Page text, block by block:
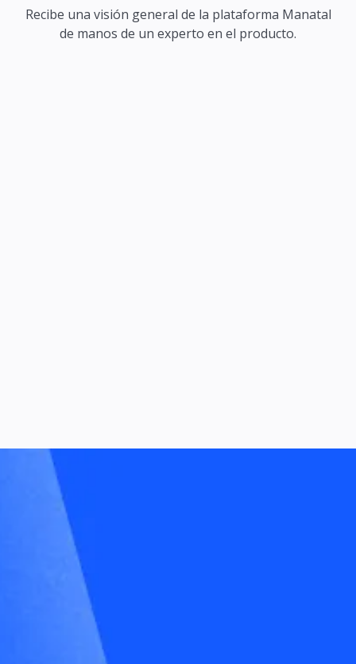
Recibe una visión general de la plataforma Manatal
de manos de un experto en el producto.